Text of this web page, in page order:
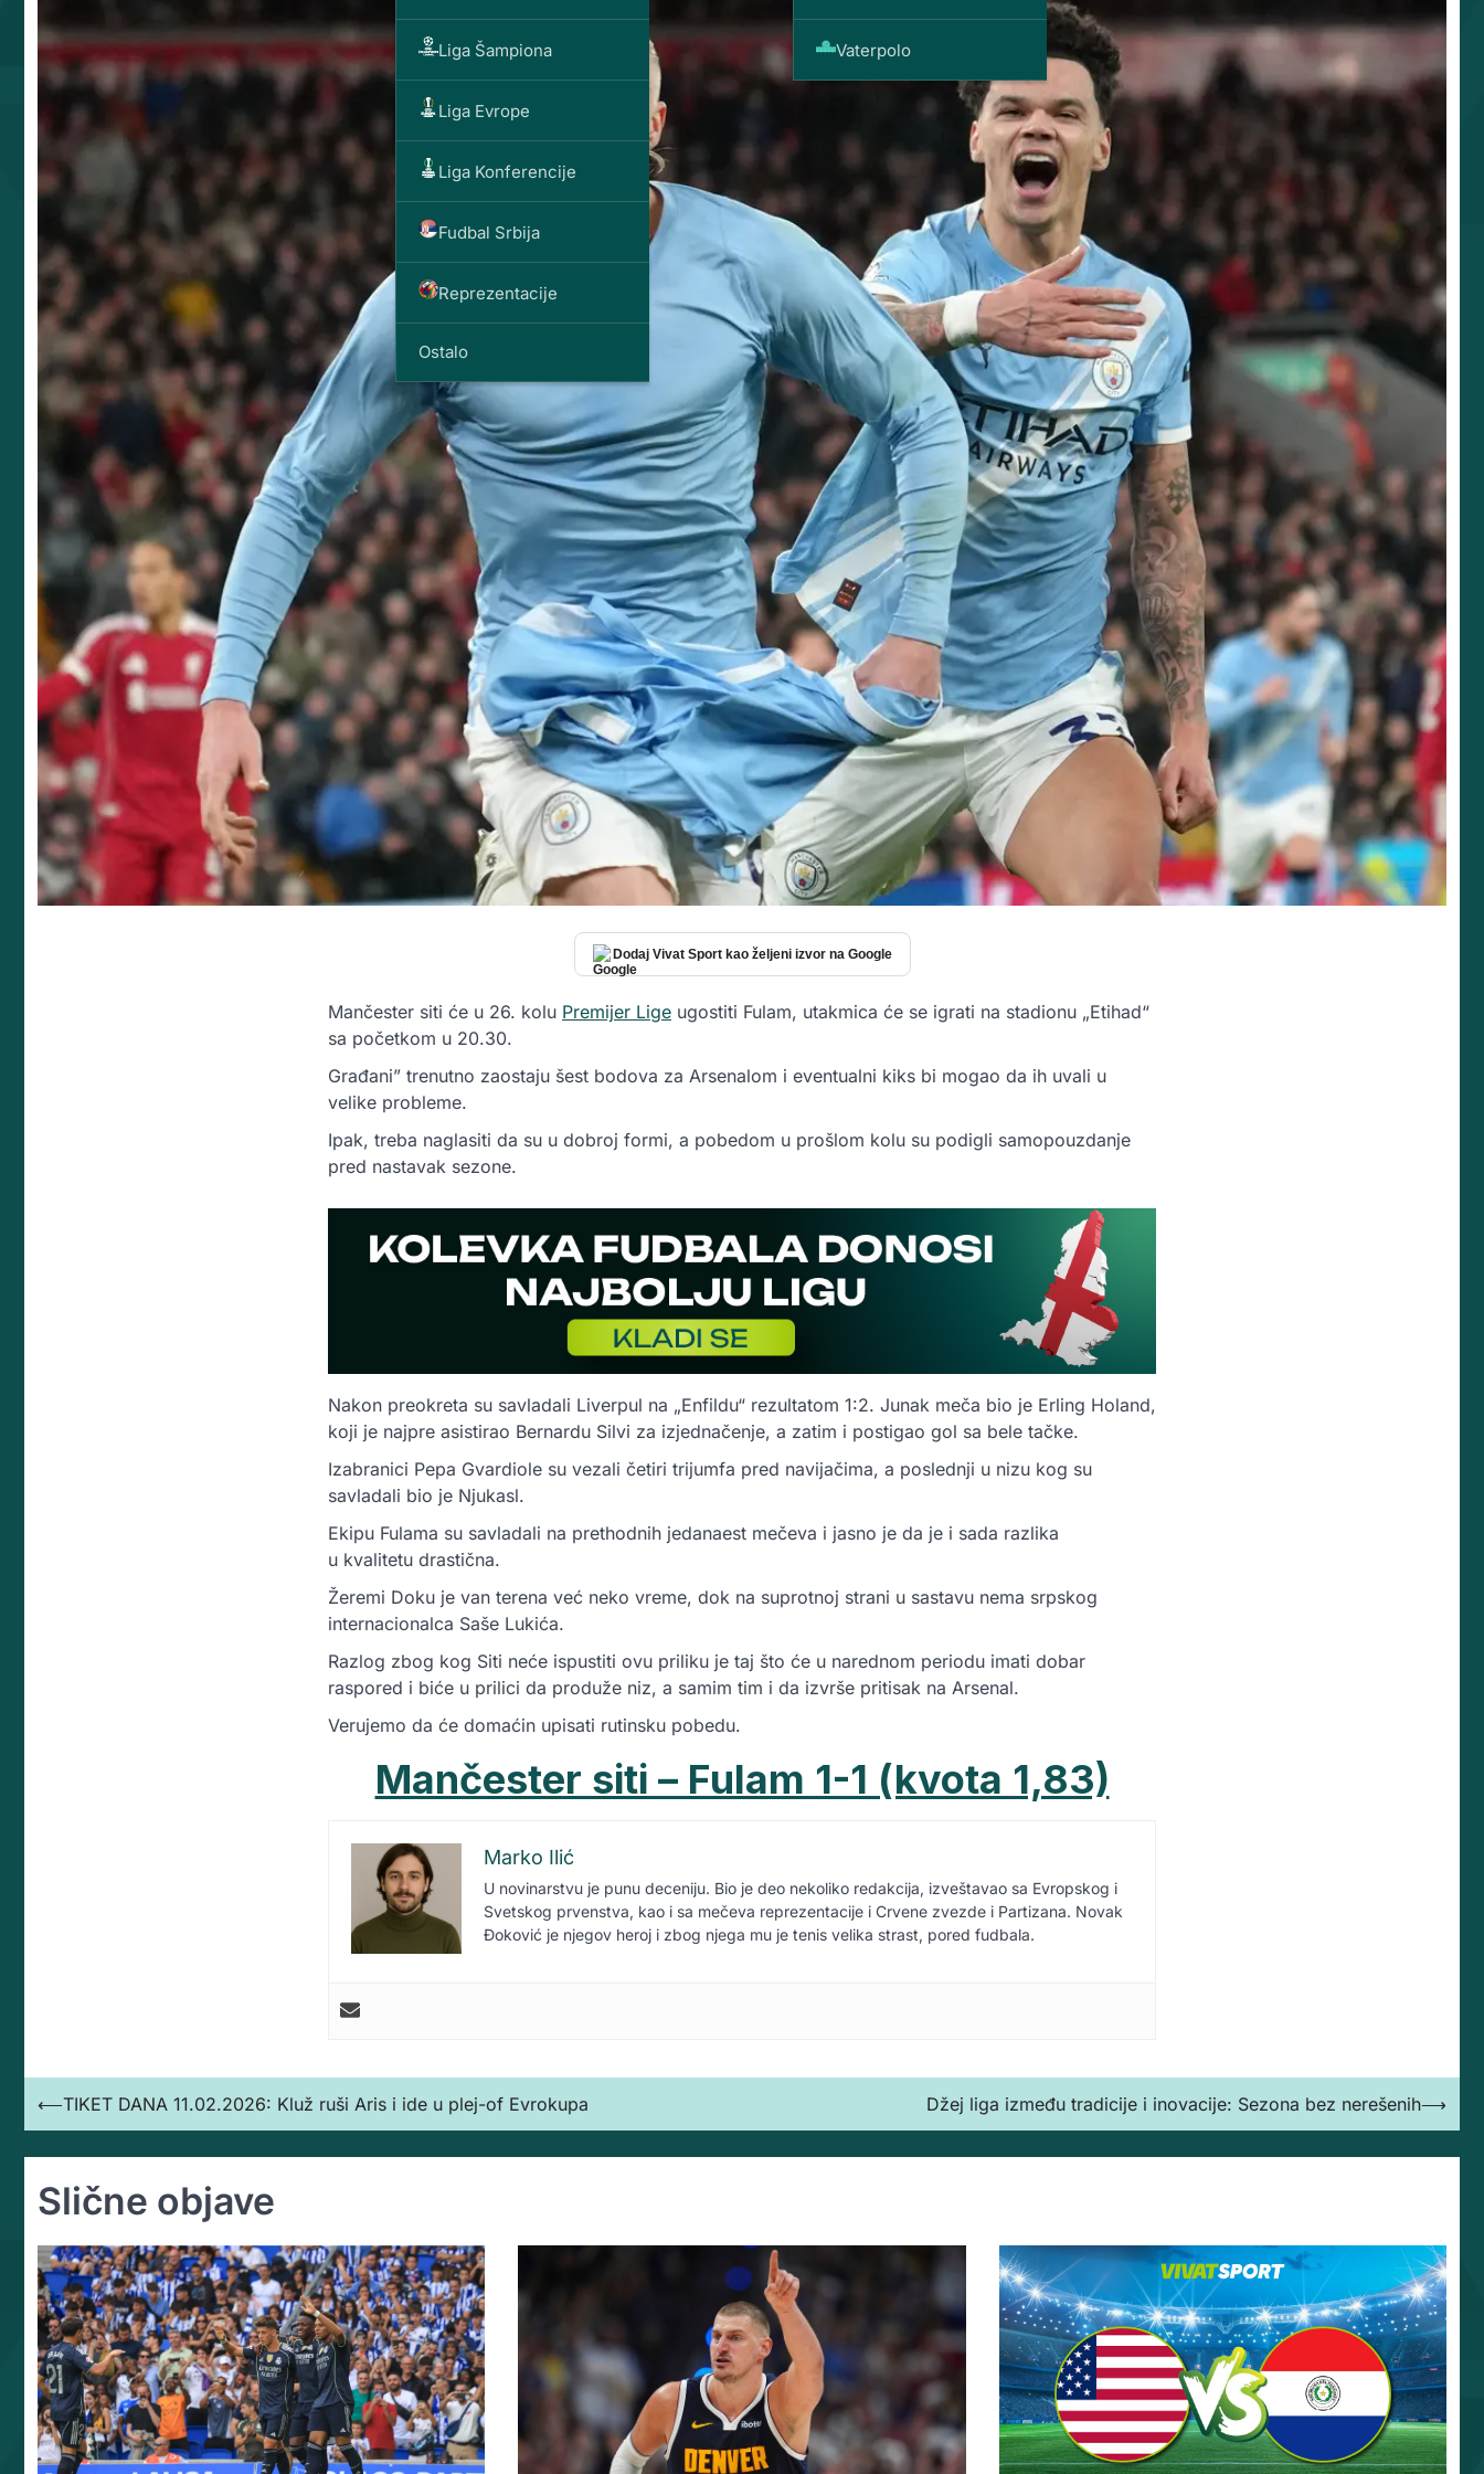
Liga Šampiona
Liga Evrope
Liga Konferencije
Fudbal Srbija
Reprezentacije
Ostalo
Vaterpolo
Dodaj Vivat Sport kao željeni izvor na Google
Mančester siti će u 26. kolu Premijer Lige ugostiti Fulam, utakmica će se igrati na stadionu „Etihad“
sa početkom u 20.30.
Građani” trenutno zaostaju šest bodova za Arsenalom i eventualni kiks bi mogao da ih uvali u
velike probleme.
Ipak, treba naglasiti da su u dobroj formi, a pobedom u prošlom kolu su podigli samopouzdanje
pred nastavak sezone.
Nakon preokreta su savladali Liverpul na „Enfildu“ rezultatom 1:2. Junak meča bio je Erling Holand,
koji je najpre asistirao Bernardu Silvi za izjednačenje, a zatim i postigao gol sa bele tačke.
Izabranici Pepa Gvardiole su vezali četiri trijumfa pred navijačima, a poslednji u nizu kog su
savladali bio je Njukasl.
Ekipu Fulama su savladali na prethodnih jedanaest mečeva i jasno je da je i sada razlika
u kvalitetu drastična.
Žeremi Doku je van terena već neko vreme, dok na suprotnoj strani u sastavu nema srpskog
internacionalca Saše Lukića.
Razlog zbog kog Siti neće ispustiti ovu priliku je taj što će u narednom periodu imati dobar
raspored i biće u prilici da produže niz, a samim tim i da izvrše pritisak na Arsenal.
Verujemo da će domaćin upisati rutinsku pobedu.
Mančester siti – Fulam 1-1 (kvota 1,83)
Marko Ilić
U novinarstvu je punu deceniju. Bio je deo nekoliko redakcija, izveštavao sa Evropskog i
Svetskog prvenstva, kao i sa mečeva reprezentacije i Crvene zvezde i Partizana. Novak
Đoković je njegov heroj i zbog njega mu je tenis velika strast, pored fudbala.
Кретање
⟵TIKET DANA 11.02.2026: Kluž ruši Aris i ide u plej-of Evrokupa Džej liga između tradicije i inovacije: Sezona bez nerešenih⟶
Slične objave